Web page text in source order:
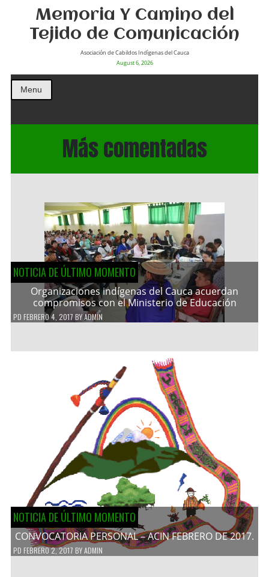
Memoria Y Camino del
Tejido de Comunicación
Asociación de Cabildos Indìgenas del Cauca
August 6, 2026
Menu
Más comentadas
NOTICIA DE ÚLTIMO MOMENTO
Organizaciones indígenas del Cauca acuerdan
compromisos con el Ministerio de Educación
PD FEBRERO 4, 2017 BYADMIN
NOTICIA DE ÚLTIMO MOMENTO
CONVOCATORIA PERSONAL – ACIN FEBRERO DE 2017.
PD FEBRERO 2, 2017 BYADMIN